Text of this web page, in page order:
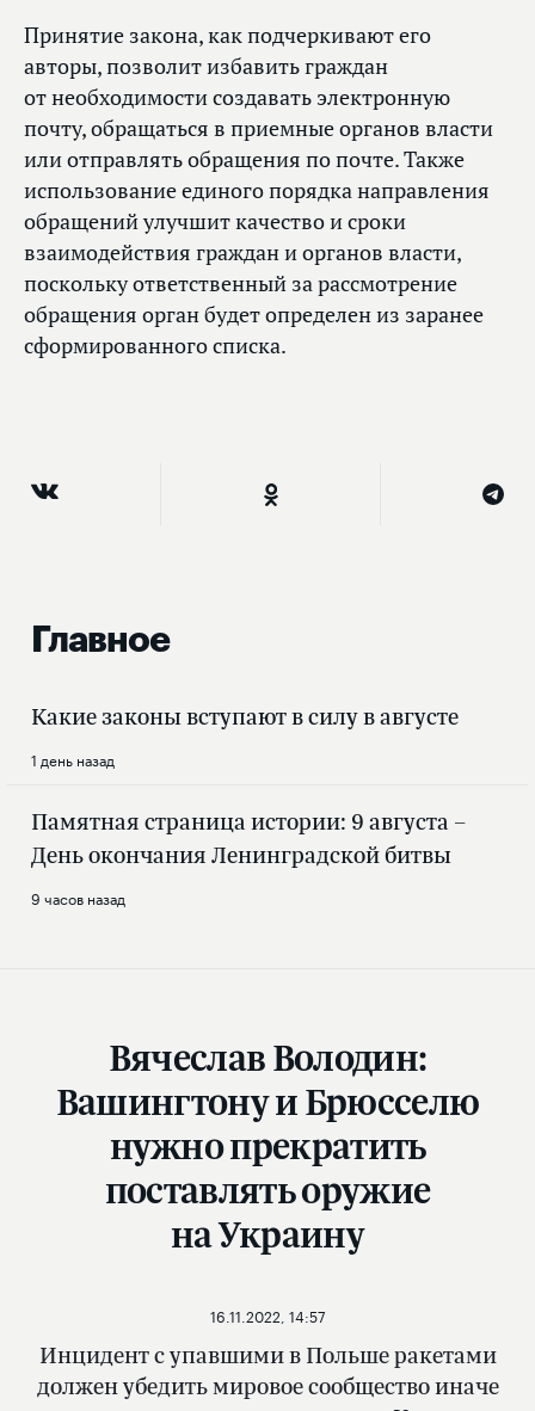
Принятие закона, как подчеркивают его
авторы, позволит избавить граждан
от необходимости создавать электронную
почту, обращаться в приемные органов власти
или отправлять обращения по почте. Также
использование единого порядка направления
обращений улучшит качество и сроки
взаимодействия граждан и органов власти,
поскольку ответственный за рассмотрение
обращения орган будет определен из заранее
сформированного списка.
Главное
Какие законы вступают в силу в августе
1 день назад
Памятная страница истории: 9 августа –
День окончания Ленинградской битвы
9 часов назад
Вячеслав Володин:
Вашингтону и Брюсселю
нужно прекратить
поставлять оружие
на Украину
Инцидент с упавшими в Польше ракетами
должен убедить мировое сообщество иначе
16.11.2022, 14:57